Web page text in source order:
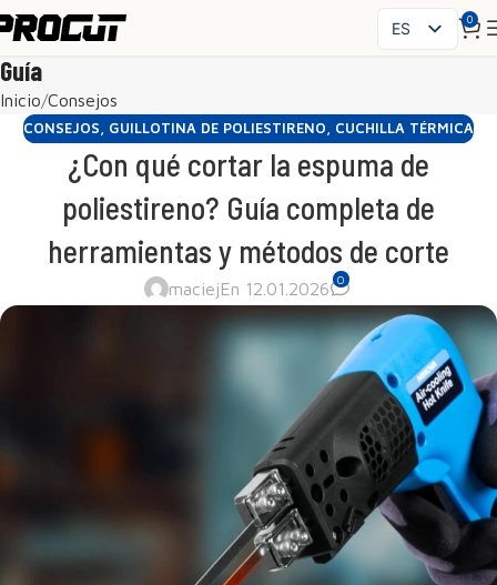
ES
SK
CS
FR
IT
RO
0
Guía
Inicio Consejos
CONSEJOS, GUILLOTINA DE POLIESTIRENO, CUCHILLA TÉRMICA
¿Con qué cortar la espuma de
poliestireno? Guía completa de
herramientas y métodos de corte
maciejEn 12.01.2026 0